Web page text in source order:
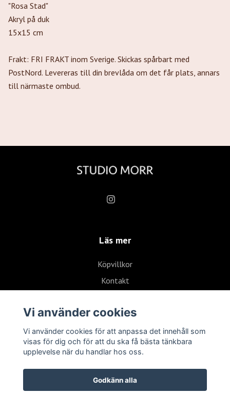
"Rosa Stad"
Akryl på duk
15x15 cm
Frakt: FRI FRAKT inom Sverige. Skickas spårbart med
PostNord. Levereras till din brevlåda om det får plats, annars
till närmaste ombud.
Läs mer
Köpvillkor
Kontakt
Vi använder cookies
Vi använder cookies för att anpassa det innehåll som
visas för dig och för att du ska få bästa tänkbara
upplevelse när du handlar hos oss.
Godkänn alla